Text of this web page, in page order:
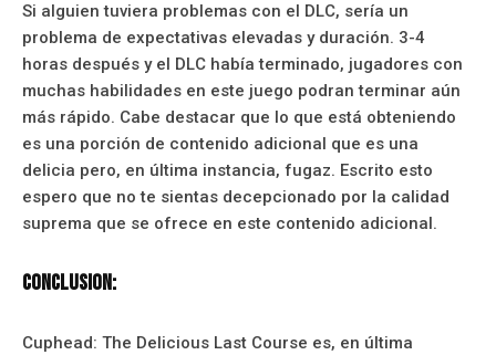
Si alguien tuviera problemas con el DLC, sería un
problema de expectativas elevadas y duración. 3-4
horas después y el DLC había terminado, jugadores con
muchas habilidades en este juego podran terminar aún
más rápido. Cabe destacar que lo que está obteniendo
es una porción de contenido adicional que es una
delicia pero, en última instancia, fugaz. Escrito esto
espero que no te sientas decepcionado por la calidad
suprema que se ofrece en este contenido adicional.
Conclusion:
Cuphead: The Delicious Last Course es, en última